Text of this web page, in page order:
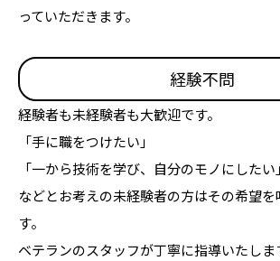
っていただきます。
経験不問
経験者も未経験者も大歓迎です。
「手に職をつけたい」
「一から技術を学び、自分のモノにしたい」
などとお考えの未経験者の方はその希望
す。
ベテランのスタッフが丁寧に指導いたし